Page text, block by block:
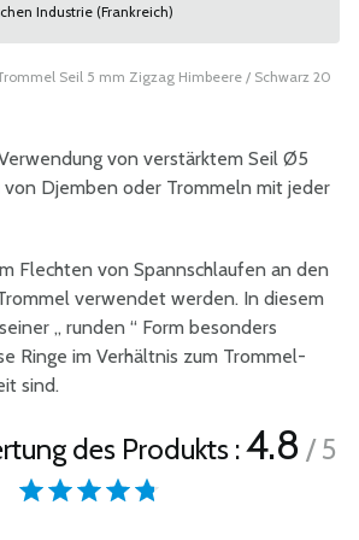
Industrie (Frankreich)
Seil 5 mm Zigzag Himbeere / Schwarz 20
von verstärktem Seil Ø5
Djemben oder Trommeln mit jeder
Flechten von Spannschlaufen an den
verwendet werden. In diesem
„ runden “ Form besonders
Ringe im Verhältnis zum Trommel-
sind.
des Produkts :4.8 / 5